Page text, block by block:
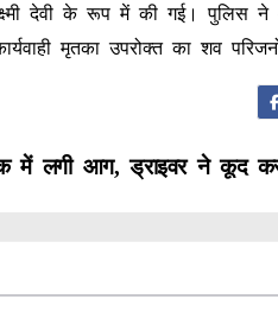
देवी के रूप में की गई। पुलिस
मृतका उपरोक्त का शव
में लगी आग, ड्राइवर ने कूद